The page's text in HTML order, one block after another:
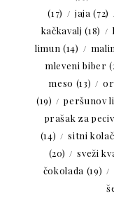
(17)
jaja (72)
kačkavalj (18)
limun (14)
mleveni biber
meso (13)
(19)
peršunov
prašak za
(14)
sitni
(20)
sveži
čokolada (19)